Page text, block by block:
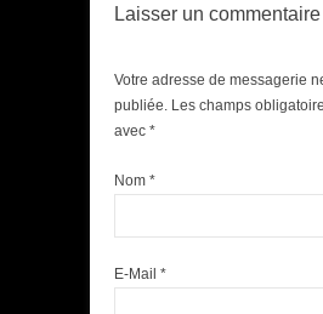
Laisser un commentaire
Votre adresse de messagerie
publiée. Les champs
avec *
Nom *
E-Mail *